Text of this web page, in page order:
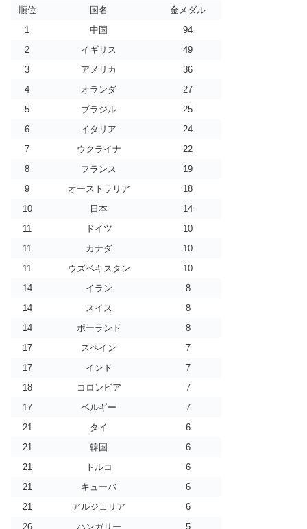
順位 国名
金メダル
1
中国
94
2
イギリス
49
3
アメリカ
36
4
オランダ
27
5
ブラジル
25
6
イタリア
24
7
ウクライナ
22
8
フランス
19
9
オーストラリア
18
10
日本
14
11
ドイツ
10
11
カナダ
10
11
ウズベキスタン
10
14
イラン
8
14
スイス
8
14
ポーランド
8
17
スペイン
7
17
インド
7
18
コロンビア
7
17
ベルギー
7
21
タイ
6
21
韓国
6
21
トルコ
6
21
キューバ
6
21
アルジェリア
6
26
ハンガリー
5